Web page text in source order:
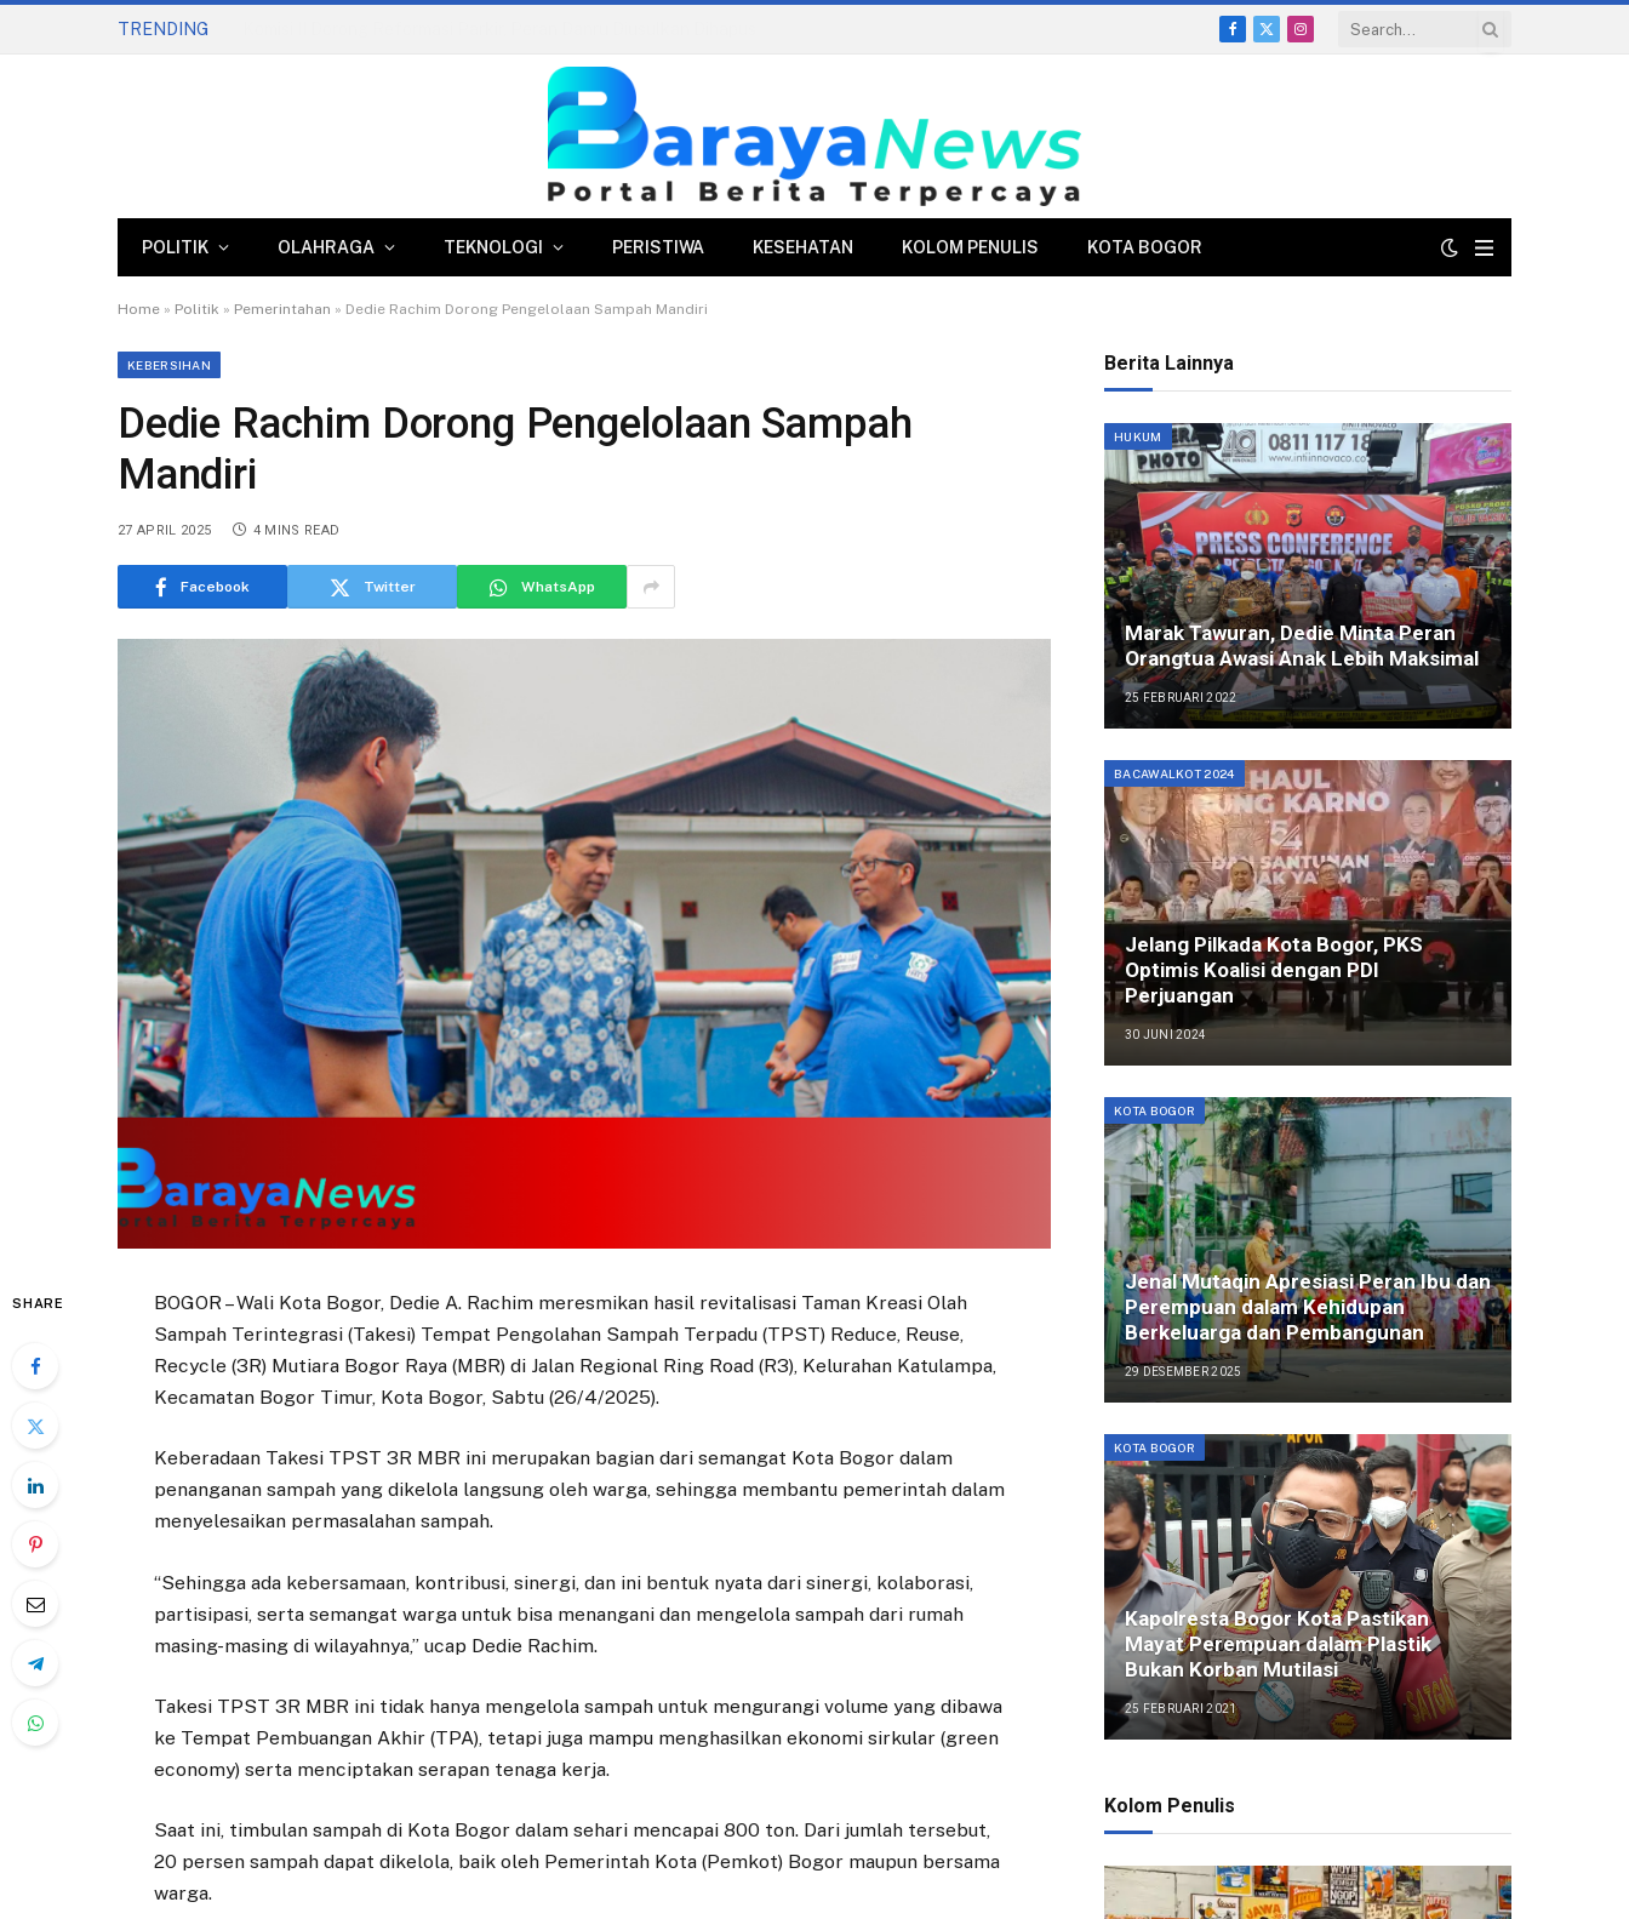
TRENDING
Facebook
X
Instagram
POLITIK OLAHRAGA TEKNOLOGI PERISTIWA KESEHATAN KOLOM PENULIS KOTA BOGOR
Home » Politik » Pemerintahan » Dedie Rachim Dorong Pengelolaan Sampah Mandiri
KEBERSIHAN
Dedie Rachim Dorong Pengelolaan Sampah
Mandiri
27 APRIL 2025 4 MINS READ
Facebook Twitter WhatsApp
SHARE
BOGOR – Wali Kota Bogor, Dedie A. Rachim meresmikan hasil revitalisasi Taman Kreasi Olah
Sampah Terintegrasi (Takesi) Tempat Pengolahan Sampah Terpadu (TPST) Reduce, Reuse,
Recycle (3R) Mutiara Bogor Raya (MBR) di Jalan Regional Ring Road (R3), Kelurahan Katulampa,
Kecamatan Bogor Timur, Kota Bogor, Sabtu (26/4/2025).
Keberadaan Takesi TPST 3R MBR ini merupakan bagian dari semangat Kota Bogor dalam
penanganan sampah yang dikelola langsung oleh warga, sehingga membantu pemerintah dalam
menyelesaikan permasalahan sampah.
“Sehingga ada kebersamaan, kontribusi, sinergi, dan ini bentuk nyata dari sinergi, kolaborasi,
partisipasi, serta semangat warga untuk bisa menangani dan mengelola sampah dari rumah
masing-masing di wilayahnya,” ucap Dedie Rachim.
Takesi TPST 3R MBR ini tidak hanya mengelola sampah untuk mengurangi volume yang dibawa
ke Tempat Pembuangan Akhir (TPA), tetapi juga mampu menghasilkan ekonomi sirkular (green
economy) serta menciptakan serapan tenaga kerja.
Saat ini, timbulan sampah di Kota Bogor dalam sehari mencapai 800 ton. Dari jumlah tersebut,
20 persen sampah dapat dikelola, baik oleh Pemerintah Kota (Pemkot) Bogor maupun bersama
warga.
Berita Lainnya
HUKUM
Marak Tawuran, Dedie Minta Peran
Orangtua Awasi Anak Lebih Maksimal
25 FEBRUARI 2022
BACAWALKOT 2024
Jelang Pilkada Kota Bogor, PKS
Optimis Koalisi dengan PDI
Perjuangan
30 JUNI 2024
KOTA BOGOR
Jenal Mutaqin Apresiasi Peran Ibu dan
Perempuan dalam Kehidupan
Berkeluarga dan Pembangunan
29 DESEMBER 2025
KOTA BOGOR
Kapolresta Bogor Kota Pastikan
Mayat Perempuan dalam Plastik
Bukan Korban Mutilasi
25 FEBRUARI 2021
Kolom Penulis